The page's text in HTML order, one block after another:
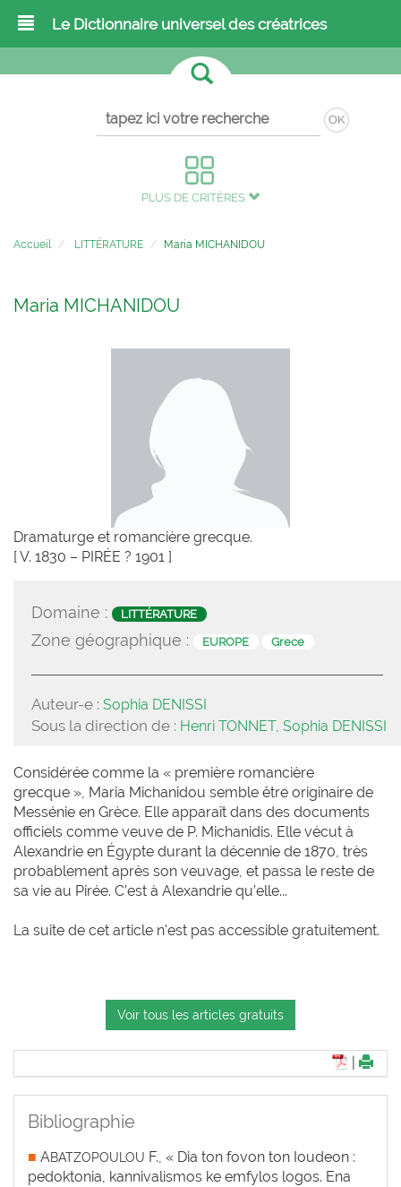
Le Dictionnaire universel des créatrices
OK
PLUS DE CRITÈRES
Accueil LITTÉRATURE Maria MICHANIDOU
Maria MICHANIDOU
Dramaturge et romancière grecque.
[ V. 1830 – PIRÉE ? 1901 ]
Domaine : LITTÉRATURE
Zone géographique : EUROPE Grece
Auteur-e : Sophia DENISSI
Sous la direction de : Henri TONNET, Sophia DENISSI
Considérée comme la « première romancière
grecque », Maria Michanidou semble être originaire de
Messénie en Grèce. Elle apparaît dans des documents
officiels comme veuve de P. Michanidis. Elle vécut à
Alexandrie en Égypte durant la décennie de 1870, très
probablement après son veuvage, et passa le reste de
sa vie au Pirée. C’est à Alexandrie qu’elle...
La suite de cet article n'est pas accessible gratuitement.
Voir tous les articles gratuits
Bibliographie
■ ABATZOPOULOU F., « Dia ton fovon ton Ioudeon :
pedoktonia, kannivalismos ke emfylos logos. Ena